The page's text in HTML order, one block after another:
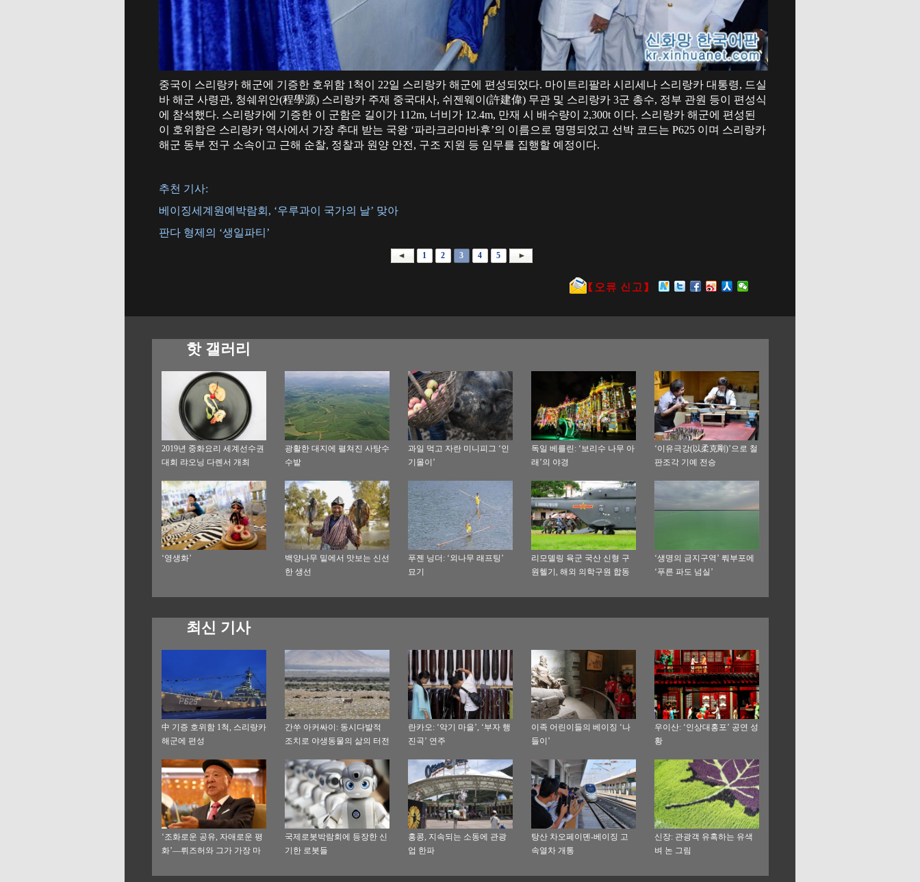
중국이 스리랑카 해군에 기증한 호위함 1척이 22일 스리랑카 해군에 편성되었다. 마이트리팔라 시리세나 스리랑카 대통령, 드실
바 해군 사령관, 청쉐위안(程學源) 스리랑카 주재 중국대사, 쉬젠웨이(許建偉) 무관 및 스리랑카 3군 총수, 정부 관원 등이 편성식
에 참석했다. 스리랑카에 기증한 이 군함은 길이가 112m, 너비가 12.4m, 만재 시 배수량이 2,300t 이다. 스리랑카 해군에 편성된
이 호위함은 스리랑카 역사에서 가장 추대 받는 국왕 ‘파라크라마바후’의 이름으로 명명되었고 선박 코드는 P625 이며 스리랑카
해군 동부 전구 소속이고 근해 순찰, 정찰과 원양 안전, 구조 지원 등 임무를 집행할 예정이다.
추천 기사:
베이징세계원예박람회, ‘우루과이 국가의 날’ 맞아
판다 형제의 ‘생일파티’
1 2 3 4 5
핫 갤러리
2019년 중화요리 세계선수권
대회 랴오닝 다롄서 개최
광활한 대지에 펼쳐진 사탕수
수밭
과일 먹고 자란 미니피그 ‘인
기몰이’
독일 베를린: ‘보리수 나무 아
래’의 야경
‘이유극강(以柔克剛)’으로 철
판조각 기예 전승
‘영생화’
백양나무 밑에서 맛보는 신선
한 생선
푸젠 닝더: ‘외나무 래프팅’
묘기
리모델링 육군 국산 신형 구
원헬기, 해외 의학구원 합동
‘생명의 금지구역’ 뤄부포에
‘푸른 파도 넘실’
최신 기사
中 기증 호위함 1척, 스리랑카
해군에 편성
간쑤 아커싸이: 동시다발적
조치로 야생동물의 삶의 터전
란카오: ‘악기 마을’, ‘부자 행
진곡’ 연주
이족 어린이들의 베이징 ‘나
들이’
우이산: ‘인상대홍포’ 공연 성
황
‘조화로운 공유, 자애로운 평
화’—뤼즈허와 그가 가장 마
국제로봇박람회에 등장한 신
기한 로봇들
홍콩, 지속되는 소동에 관광
업 한파
탕산 차오페이뎬-베이징 고
속열차 개통
신장: 관광객 유혹하는 유색
벼 논 그림